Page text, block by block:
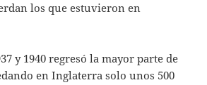
los que estuvieron en
y 1940 regresó la mayor parte de
en Inglaterra solo unos 500